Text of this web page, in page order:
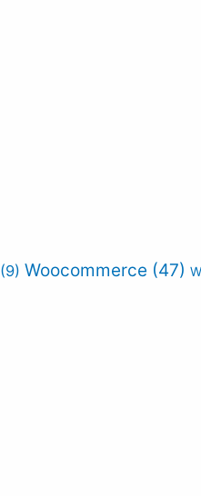
(9) Woocommerce (47)